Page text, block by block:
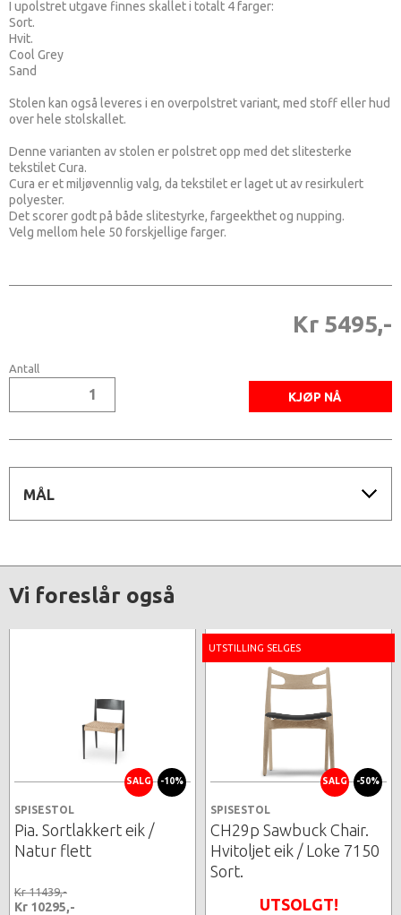
I upolstret utgave finnes skallet i totalt 4 farger:
Sort.
Hvit.
Cool Grey
Sand
Stolen kan også leveres i en overpolstret variant, med stoff eller hud
over hele stolskallet.
Denne varianten av stolen er polstret opp med det slitesterke
tekstilet Cura.
Cura er et miljøvennlig valg, da tekstilet er laget ut av resirkulert
polyester.
Det scorer godt på både slitestyrke, fargeekthet og nupping.
Velg mellom hele 50 forskjellige farger.
Kr 5495,-
Antall
MÅL
Vi foreslår også
SALG -10%
SPISESTOL
Pia. Sortlakkert eik /
Natur flett
Kr 11439,-
Kr 10295,-
UTSTILLING SELGES
SALG -50%
SPISESTOL
CH29p Sawbuck Chair.
Hvitoljet eik / Loke 7150
Sort.
UTSOLGT!